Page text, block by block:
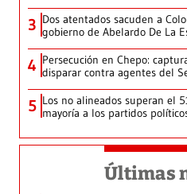
3 Dos atentados sacuden a
gobierno de Abelardo De La
4 Persecución en Chepo:
disparar contra agentes del
5 Los no alineados superan el
mayoría a los partidos
Últimas